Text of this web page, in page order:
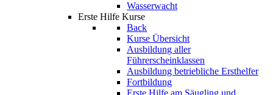
Wasserwacht
Erste Hilfe Kurse
Back
Kurse Übersicht
Ausbildung aller
Führerscheinklassen
Ausbildung betriebliche Ersthelfer
Fortbildung
Erste Hilfe am Säugling und